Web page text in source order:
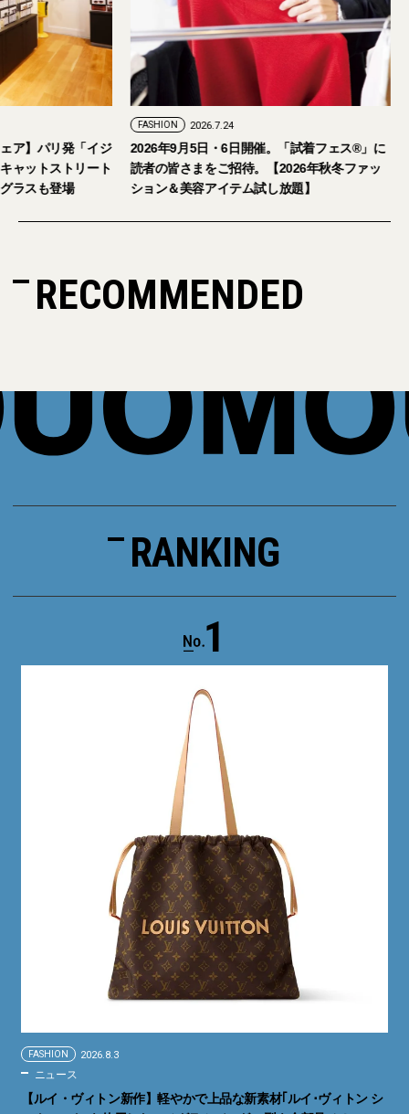
ア】パリ発「イジ
ャットストリート
ラスも登場
FASHION 2026.7.24
2026年9月5日・6日開催。「試着フェス®︎」に
読者の皆さまをご招待。【2026年秋冬ファッ
ション＆美容アイテム試し放題】
RECOMMENDED
RANKING
1
FASHION 2026.8.3
ニュース
【ルイ・ヴィトン新作】軽やかで上品な新素材｢ルイ･ヴィトン シ